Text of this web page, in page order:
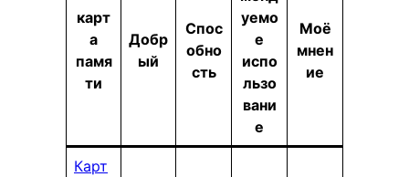
карт
а
памя
ти
Добр
ый
Спос
обно
сть
уемо
е
испо
льзо
вани
е
Моё
мнен
ие
Карт